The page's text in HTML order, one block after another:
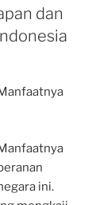
dan
ini.